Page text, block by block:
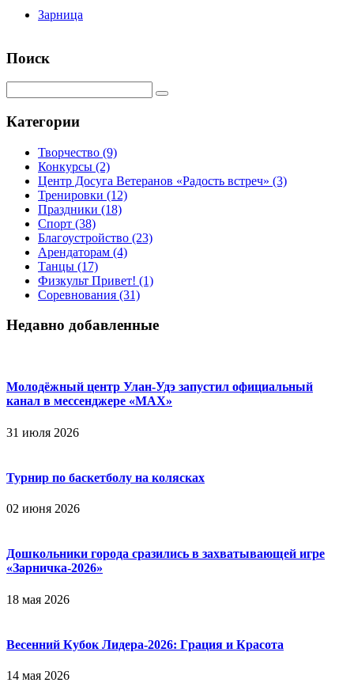
Зарница
Поиск
Категории
Творчество (9)
Конкурсы (2)
Центр Досуга Ветеранов «Радость встреч» (3)
Тренировки (12)
Праздники (18)
Спорт (38)
Благоустройство (23)
Арендаторам (4)
Танцы (17)
Физкульт Привет! (1)
Соревнования (31)
Недавно добавленные
Молодёжный центр Улан-Удэ запустил официальный
канал в мессенджере «МАХ»
31 июля 2026
Турнир по баскетболу на колясках
02 июня 2026
Дошкольники города сразились в захватывающей игре
«Зарничка‑2026»
18 мая 2026
Весенний Кубок Лидера-2026: Гpaция и Кpacoтa
14 мая 2026